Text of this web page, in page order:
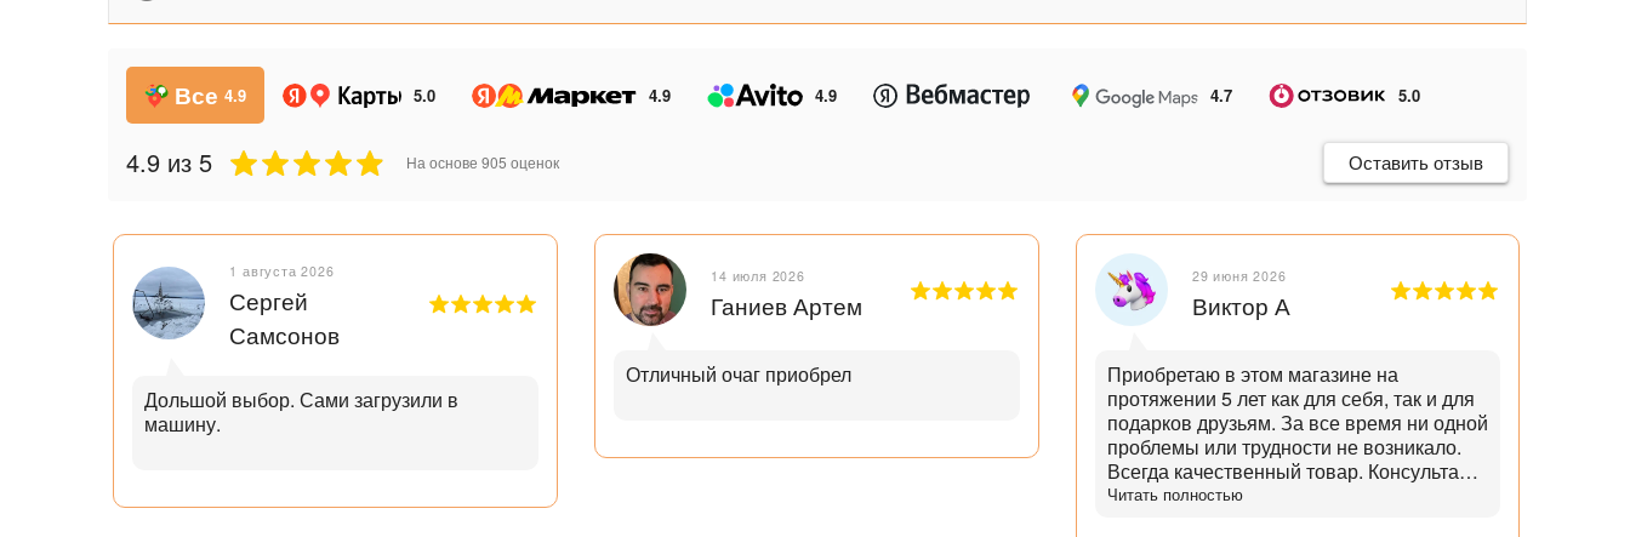
Все 4.9 5.0 4.9 4.9 4.7 5.0
4.9из 5 На основе 905 оценок Оставить отзыв
1 августа 2026
Сергей
Самсонов
Дольшой выбор. Сами загрузили в
машину.
14 июля 2026
Ганиев Артем
Отличный очаг приобрел
29 июня 2026
Виктор А
Приобретаю в этом магазине на
протяжении 5 лет как для себя, так и для
подарков друзьям. За все время ни одной
проблемы или трудности не возникало.
Всегда качественный товар. Консультант
помогает с выбором и советами. Советы
Читать полностью